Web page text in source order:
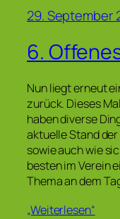
29. September
6.
Nun liegt erneut
zurück. Dieses
haben diverse
aktuelle Stand
sowie auch wie
besten im Verein
Thema an dem
„Weiterlesen“